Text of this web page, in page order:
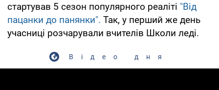
стартував 5 сезон популярного реаліті "Від
пацанки до панянки". Так, у перший же день
учасниці розчарували вчителів Школи леді.
Відео дня